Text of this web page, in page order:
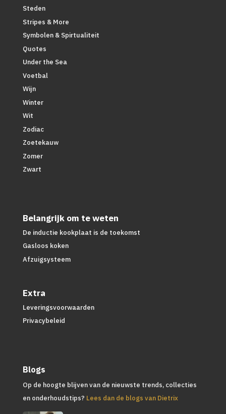
Steden
Stripes & More
Symbolen & Spirtualiteit
Quotes
Under the Sea
Voetbal
Wijn
Winter
Wit
Zodiac
Zoetekauw
Zomer
Zwart
Belangrijk om te weten
De inductie kookplaat is de toekomst
Gasloos koken
Afzuigsysteem
Extra
Leveringsvoorwaarden
Privacybeleid
Blogs
Op de hoogte blijven van de nieuwste trends, collecties
en onderhoudstips? Lees dan de blogs van Dietrix